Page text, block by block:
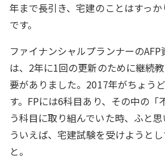
年まで長引き、宅建のことはすっ
です。
ファイナンシャルプランナーの
は、2年に1回の更新のために継続
要がありました。2017年がちょう
す。FPには6科目あり、その中の「
う科目に取り組んでいた時、ふと
ういえば、宅建試験を受けようと
と。